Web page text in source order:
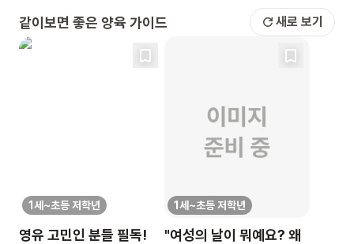
같이보면 좋은 양육 가이드 새로 보기
1세~초등 저학년
영유 고민인 분들 필독!
1세~초등 저학년
"여성의 날이 뭐예요? 왜